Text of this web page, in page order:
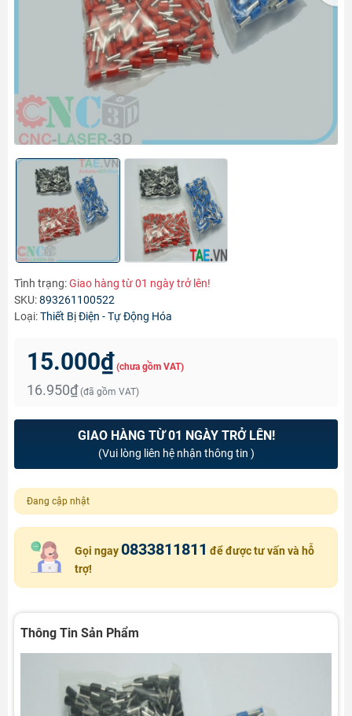
Tình trạng:Giao hàng từ 01 ngày trở lên!
SKU:893261100522
Loại:Thiết Bị Điện - Tự Động Hóa
15.000₫ (chưa gồm VAT)
16.950₫ (đã gồm VAT)
GIAO HÀNG TỪ 01 NGÀY TRỞ LÊN!
(Vui lòng liên hệ nhận thông tin )
Đang cập nhật
Gọi ngay 0833811811 để được tư vấn và hỗ
trợ!
Thông Tin Sản Phẩm